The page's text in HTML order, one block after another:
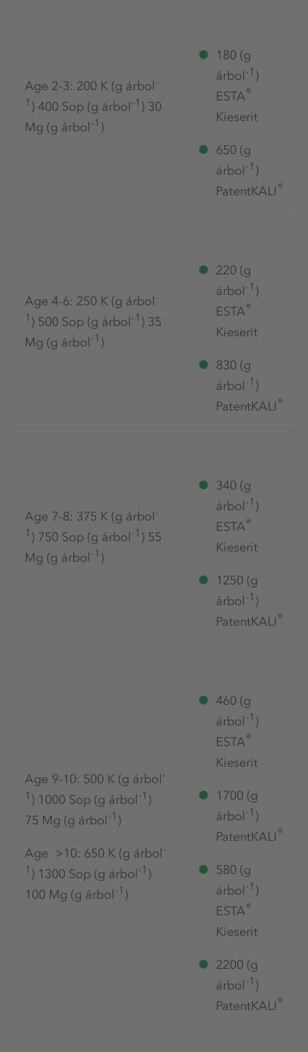
Age 2-3: 200 K (g árbol -
1 ) 400 Sop (g árbol -1 ) 30
Mg (g árbol -1 )
180 (g
árbol -1 )
ESTA®
Kieserit
650 (g
árbol -1 )
PatentKALI®
Age 4-6: 250 K (g árbol -
1 ) 500 Sop (g árbol -1 ) 35
Mg (g árbol -1 )
220 (g
árbol -1 )
ESTA®
Kieserit
830 (g
árbol -1 )
PatentKALI®
Age 7-8: 375 K (g árbol -
1 ) 750 Sop (g árbol -1 ) 55
Mg (g árbol -1 )
340 (g
árbol -1 )
ESTA®
Kieserit
1250 (g
árbol -1 )
PatentKALI®
Age 9-10: 500 K (g árbol -
1 ) 1000 Sop (g árbol -1 )
75 Mg (g árbol -1 )
Age >10: 650 K (g árbol -
1 ) 1300 Sop (g árbol -1 )
100 Mg (g árbol -1 )
460 (g
árbol -1 )
ESTA®
Kieserit
1700 (g
árbol -1 )
PatentKALI®
580 (g
árbol -1 )
ESTA®
Kieserit
2200 (g
árbol -1 )
PatentKALI®